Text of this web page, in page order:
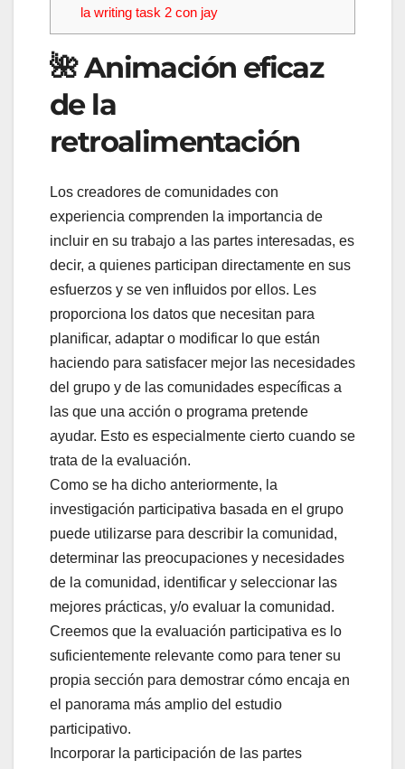
la writing task 2 con jay
🌺 Animación eficaz
de la
retroalimentación
Los creadores de comunidades con
experiencia comprenden la importancia de
incluir en su trabajo a las partes interesadas, es
decir, a quienes participan directamente en sus
esfuerzos y se ven influidos por ellos. Les
proporciona los datos que necesitan para
planificar, adaptar o modificar lo que están
haciendo para satisfacer mejor las necesidades
del grupo y de las comunidades específicas a
las que una acción o programa pretende
ayudar. Esto es especialmente cierto cuando se
trata de la evaluación.
Como se ha dicho anteriormente, la
investigación participativa basada en el grupo
puede utilizarse para describir la comunidad,
determinar las preocupaciones y necesidades
de la comunidad, identificar y seleccionar las
mejores prácticas, y/o evaluar la comunidad.
Creemos que la evaluación participativa es lo
suficientemente relevante como para tener su
propia sección para demostrar cómo encaja en
el panorama más amplio del estudio
participativo.
Incorporar la participación de las partes